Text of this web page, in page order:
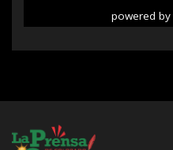
powered by